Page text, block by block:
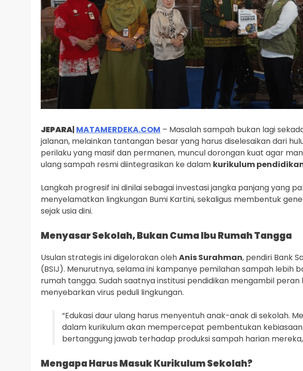
JEPARA| MATAMERDEKA.COM – Masalah sampah bukan lagi
jalanan, melainkan tantangan besar yang harus diselesaikan dari
perilaku yang masif dan permanen, muncul dorongan kuat agar
ulang sampah resmi diintegrasikan ke dalam kurikulum
Langkah progresif ini dinilai sebagai investasi jangka panjang yang
menyelamatkan lingkungan Bumi Kartini, sekaligus membentuk
sejak usia dini.
Menyasar Sekolah, Bukan Cuma Ibu Rumah Tangga
Usulan strategis ini digelorakan olehAnis Surahman, pendiri Bank
(BSIJ). Menurutnya, selama ini kampanye pemilahan sampah lebih
rumah tangga. Sudah saatnya institusi pendidikan mengambil
menyebarkan virus peduli lingkungan.
“Edukasi daur ulang harus menyentuh anak-anak di sekolah.
dalam kurikulum akan mempercepat pembentukan
bertanggung jawab terhadap produksi sampah harian
Mengapa Harus Masuk Kurikulum Sekolah?